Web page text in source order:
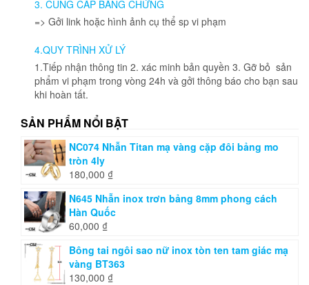
chọn
trên
sản
phẩm
3. CUNG CẤP BẰNG CHỨNG
=> Gởi link hoặc hình ảnh cụ thể sp vi phạm
4.QUY TRÌNH XỬ LÝ
1.Tiếp nhận thông tin 2. xác minh bản quyền 3. Gỡ bỏ sản
phẩm vi phạm trong vòng 24h và gởi thông báo cho bạn sau
khi hoàn tất.
SẢN PHẨM NỔI BẬT
NC074 Nhẫn Titan mạ vàng cặp đôi bảng mo
tròn 4ly
180,000 ₫
N645 Nhẫn inox trơn bảng 8mm phong cách
Hàn Quốc
60,000 ₫
Bông tai ngôi sao nữ inox tòn ten tam giác mạ
vàng BT363
130,000 ₫